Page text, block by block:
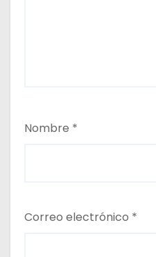
Nombre *
Correo electrónico *